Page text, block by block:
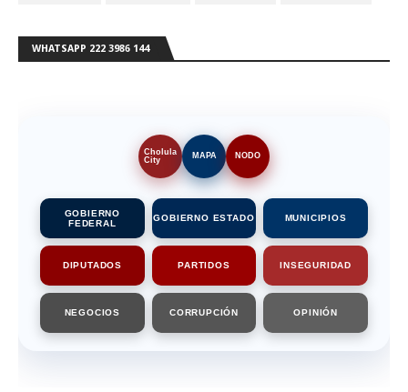
WHATSAPP 222 3986 144
Cholula
City
MAPA NODO
GOBIERNO
FEDERAL
GOBIERNO ESTADO MUNICIPIOS
DIPUTADOS PARTIDOS INSEGURIDAD
NEGOCIOS CORRUPCIÓN OPINIÓN